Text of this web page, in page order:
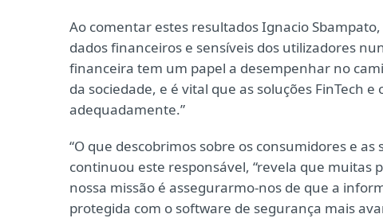
Ao comentar estes resultados Ignacio
dados financeiros e sensíveis dos utilizadores
financeira tem um papel a desempenhar no
da sociedade, e é vital que as soluções FinTech
adequadamente.”
“O que descobrimos sobre os consumidores e
continuou este responsável, “revela que muitas
nossa missão é assegurarmo-nos de que a
protegida com o software de segurança mais